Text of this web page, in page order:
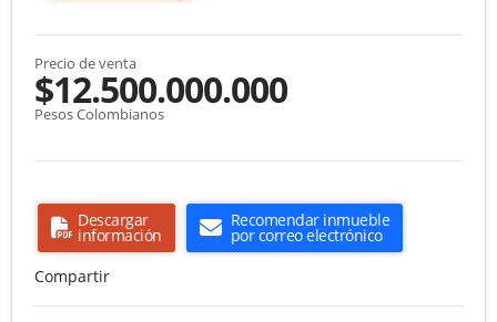
Precio de venta
$12.500.000.000
Pesos Colombianos
Descargar
información
Recomendar inmueble
por correo electrónico
Compartir